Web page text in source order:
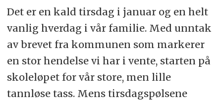
Det er en kald tirsdag i januar og en helt
vanlig hverdag i vår familie. Med unntak
av brevet fra kommunen som markerer
en stor hendelse vi har i vente, starten på
skoleløpet for vår store, men lille
tannløse tass. Mens tirsdagspølsene